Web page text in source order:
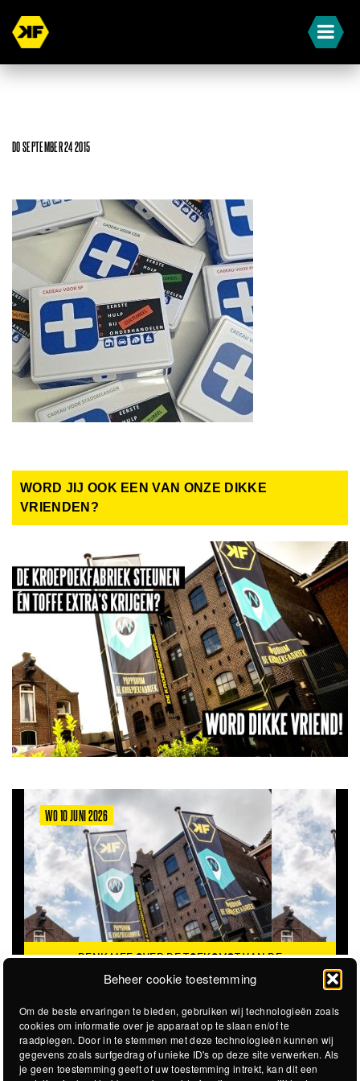
Beheer cookie toestemming
Om de beste ervaringen te bieden, gebruiken wij technologieën zoals
cookies om informatie over je apparaat op te slaan en/of te
raadplegen. Door in te stemmen met deze technologieën kunnen wij
gegevens zoals surfgedrag of unieke ID's op deze site verwerken. Als
je geen toestemming geeft of uw toestemming intrekt, kan dit een
DO SEPTEMBER 24 2015
WORD JIJ OOK EEN VAN ONZE DIKKE
VRIENDEN?
WO 10 JUNI 2026
DENK MEE OVER DE TOEKOMST VAN DE
KROEPOEKFABRIEK